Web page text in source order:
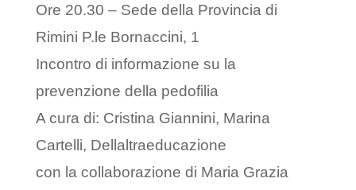
Ore 20.30 – Sede della Provincia di
Rimini P.le Bornaccini, 1
Incontro di informazione su la
prevenzione della pedofilia
A cura di: Cristina Giannini, Marina
Cartelli, Dellaltraeducazione
con la collaborazione di Maria Grazia